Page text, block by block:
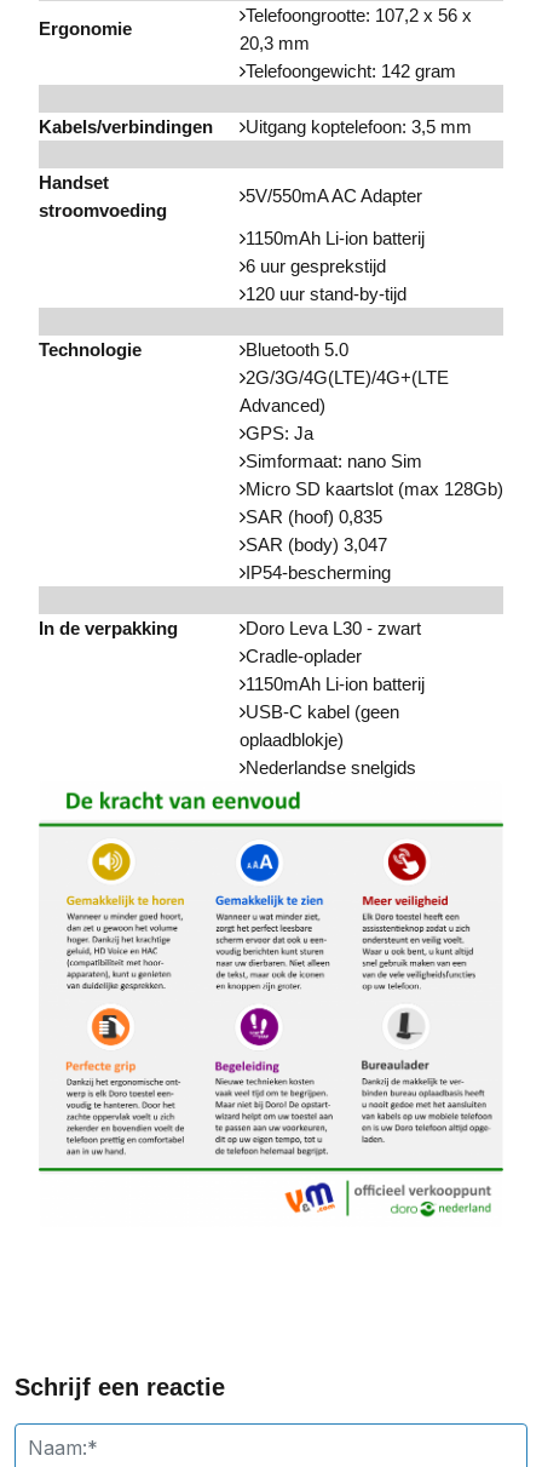
Ergonomie
Telefoongrootte: 107,2 x 56 x
20,3 mm
Telefoongewicht: 142 gram
Kabels/verbindingen Uitgang koptelefoon: 3,5 mm
Handset
stroomvoeding
5V/550mA AC Adapter
1150mAh Li-ion batterij
6 uur gesprekstijd
120 uur stand-by-tijd
Technologie
Bluetooth 5.0
2G/3G/4G(LTE)/4G+(LTE
Advanced)
GPS: Ja
Simformaat: nano Sim
Micro SD kaartslot (max 128Gb)
SAR (hoof) 0,835
SAR (body) 3,047
IP54-bescherming
In de verpakking
Doro Leva L30 - zwart
Cradle-oplader
1150mAh Li-ion batterij
USB-C kabel (geen
oplaadblokje)
Nederlandse snelgids
Schrijf een reactie